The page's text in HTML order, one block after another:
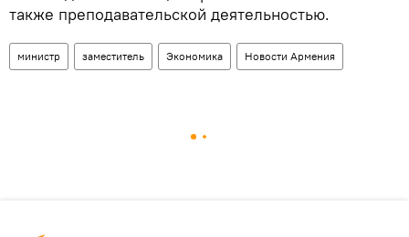
также преподавательской деятельностью.
министр заместитель Экономика Новости Армения